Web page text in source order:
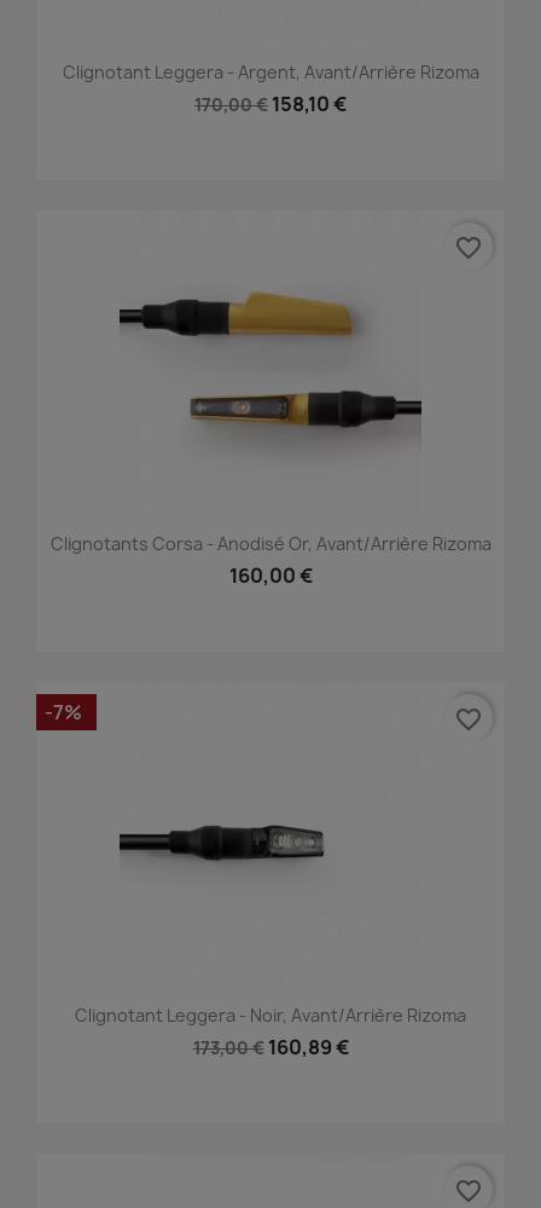
Clignotant Leggera - Argent, Avant/Arrière Rizoma
170,00 € 158,10 €
Clignotants Corsa - Anodisé Or, Avant/Arrière Rizoma
160,00 €
favorite_border
Clignotant Leggera - Noir, Avant/Arrière Rizoma
173,00 € 160,89 €
-7% favorite_border
favorite_border